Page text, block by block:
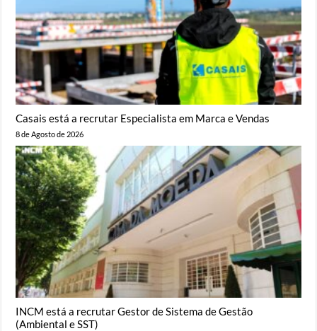
Casais está a recrutar Especialista em Marca e Vendas
8 de Agosto de 2026
INCM está a recrutar Gestor de Sistema de Gestão
(Ambiental e SST)